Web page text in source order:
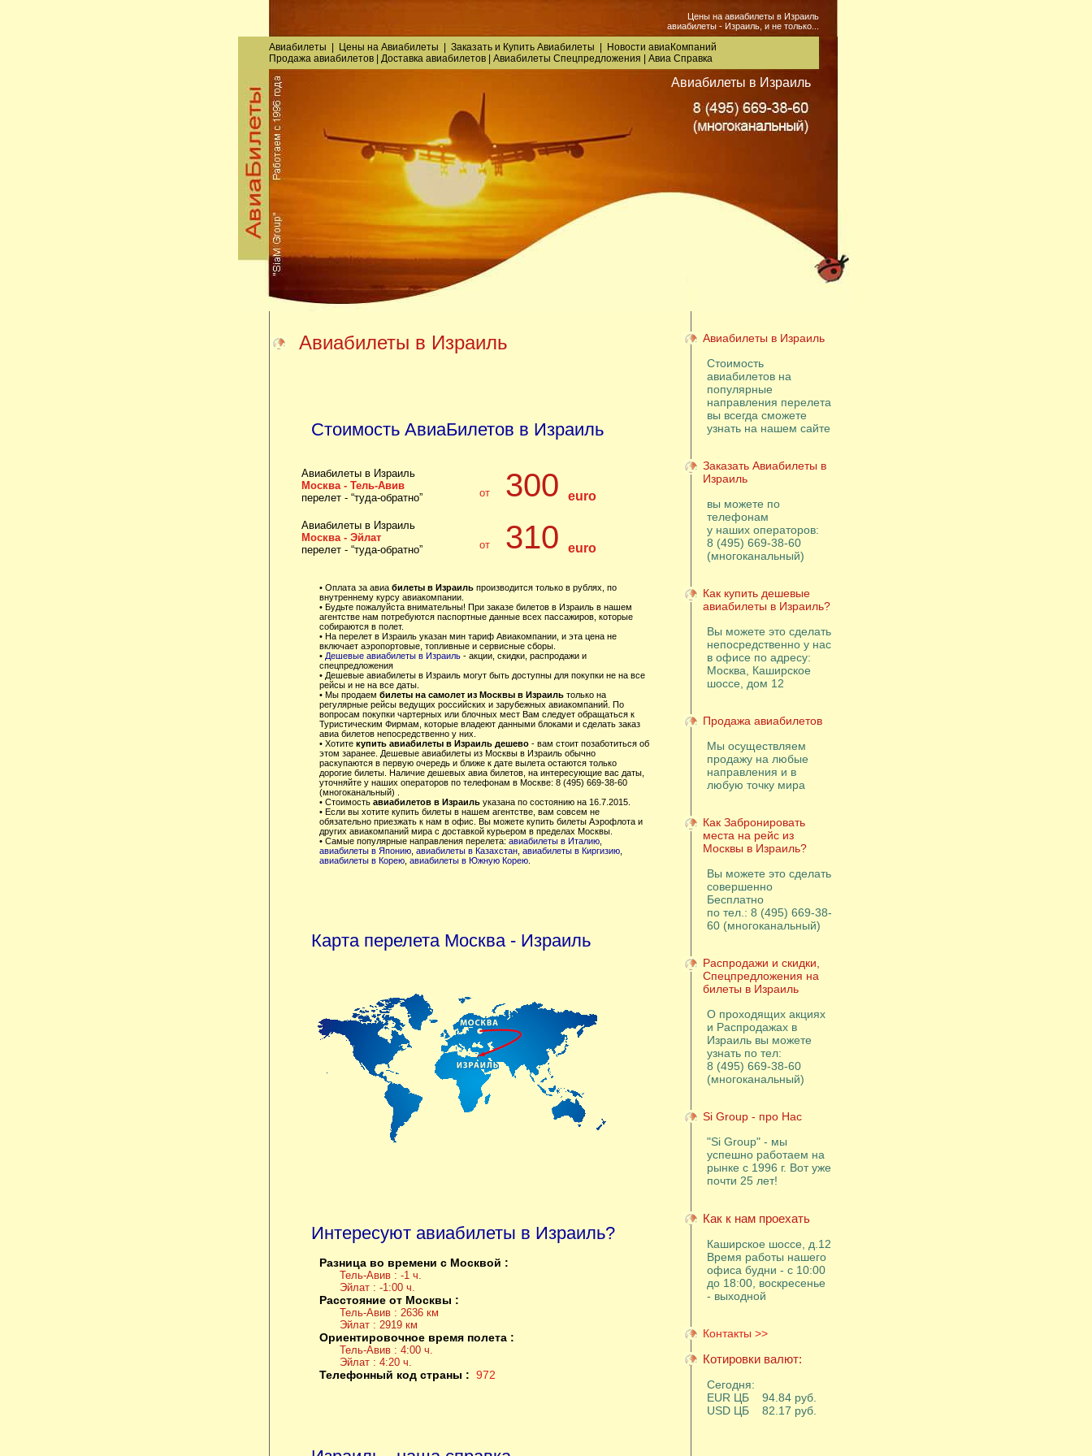
Цены на авиабилеты в Израиль
авиабилеты - Израиль, и не только...
Авиабилеты Цены на Авиабилеты Заказатьи Купить Авиабилеты
Новости авиаКомпаний
Продажа авиабилетов| Доставка авиабилетов| Авиабилеты Спецпредложения Авиа Справка
Авиабилеты в Израиль
Авиабилеты в Израиль
Стоимость АвиаБилетов в Израиль
Авиабилеты в Израиль
Москва - Тель-Авив
перелет - “туда-обратно”
от 300 euro
Авиабилеты в Израиль
Москва - Эйлат
перелет - “туда-обратно”
от 310 euro
• Оплата за авиа билеты в Израильпроизводится только в рублях, по
внутреннему курсу авиакомпании.
• Будьте пожалуйста внимательны! При заказе билетов в Израиль в нашем
агентстве нам потребуются паспортные данные всех пассажиров, которые
собираются в полет.
• На перелет в Израиль указан мин тариф Авиакомпании, и эта цена не
включает аэропортовые, топливные и сервисные сборы.
• Дешевые авиабилеты в Израиль- акции, скидки, распродажи и
спецпредложения
• Дешевые авиабилеты в Израиль могут быть доступны для покупки не на все
рейсы и не на все даты.
• Мы продаем билеты на самолет из Москвы в Израильтолько на
регулярные рейсы ведущих российских и зарубежных авиакомпаний. По
вопросам покупки чартерных или блочных мест Вам следует обращаться к
Туристическим Фирмам, которые владеют данными блоками и сделать заказ
авиа билетов непосредственно у них.
• Хотите купить авиабилеты в Израиль дешево- вам стоит позаботиться об
этом заранее. Дешевые авиабилеты из Москвы в Израиль обычно
раскупаются в первую очередь и ближе к дате вылета остаются только
дорогие билеты. Наличие дешевых авиа билетов, на интересующие вас даты,
уточняйте у наших операторов по телефонам в Москве: 8 (495) 669-38-60
(многоканальный) .
• Стоимость авиабилетов в Израильуказана по состоянию на 16.7.2015.
• Если вы хотите купить билеты в нашем агентстве, вам совсем не
обязательно приезжать к нам в офис. Вы можете купить билеты Аэрофлота и
других авиакомпаний мира с доставкой курьером в пределах Москвы.
• Самые популярные направления перелета: авиабилеты в Италию,
авиабилеты в Японию, авиабилеты в Казахстан, авиабилеты в Киргизию,
авиабилеты в Корею, авиабилеты в Южную Корею.
Карта перелета Москва - Израиль
Интересуют авиабилеты в Израиль?
Разница во времени с Москвой :
Тель-Авив : -1 ч.
Эйлат : -1:00 ч.
Расстояние от Москвы :
Тель-Авив : 2636 км
Эйлат : 2919 км
Ориентировочное время полета :
Тель-Авив : 4:00 ч.
Эйлат : 4:20 ч.
Телефонный код страны : 972
Авиабилеты в Израиль
Стоимость
авиабилетов на
популярные
направления перелета
вы всегда сможете
узнать на нашем сайте
Заказать Авиабилеты в
Израиль
вы можете по
телефонам
у наших операторов:
8 (495) 669-38-60
(многоканальный)
Как купить дешевые
авиабилеты в Израиль?
Вы можете это сделать
непосредственно у нас
в офисе по адресу:
Москва, Каширское
шоссе, дом 12
Продажа авиабилетов
Мы осуществляем
продажу на любые
направления и в
любую точку мира
Как Забронировать
места на рейс из
Москвы в Израиль?
Вы можете это сделать
совершенно
Бесплатно
по тел.: 8 (495) 669-38-
60 (многоканальный)
Распродажи и скидки,
Спецпредложения на
билеты в Израиль
О проходящих акциях
и Распродажах в
Израиль вы можете
узнать по тел:
8 (495) 669-38-60
(многоканальный)
Si Group - про Нас
"Si Group" - мы
успешно работаем на
рынке с 1996 г. Вот уже
почти 25 лет!
Как к нам проехать
Каширское шоссе, д.12
Время работы нашего
офиса будни - с 10:00
до 18:00, воскресенье
- выходной
Контакты >>
Котировки валют:
Сегодня:
EUR ЦБ 94.84 руб.
USD ЦБ 82.17 руб.